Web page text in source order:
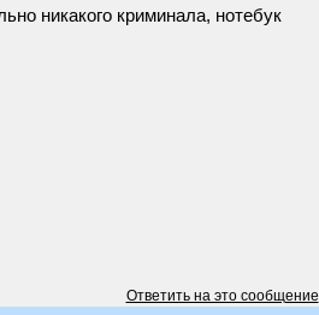
никакого криминала, нотебук
Ответить на это сообщение